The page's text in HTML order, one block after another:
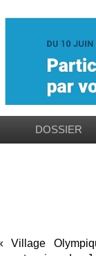
DOSSIER
Village